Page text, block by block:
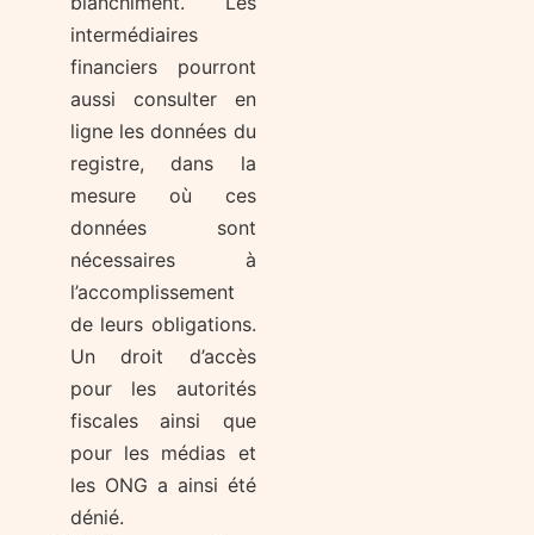
intermédiaires
financiers pourront
aussi consulter en
ligne les données du
registre, dans la
mesure où ces
données sont
nécessaires à
l’accomplissement
de leurs obligations.
Un droit d’accès
pour les autorités
fiscales ainsi que
pour les médias et
les ONG a ainsi été
dénié.